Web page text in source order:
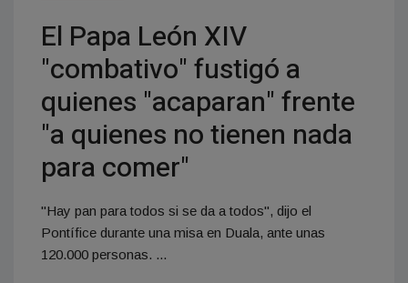
El Papa León XIV
"combativo" fustigó a
quienes "acaparan" frente
"a quienes no tienen nada
para comer"
"Hay pan para todos si se da a todos", dijo el
Pontífice durante una misa en Duala, ante unas
120.000 personas. ...